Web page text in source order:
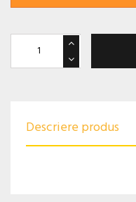
Descriere produs